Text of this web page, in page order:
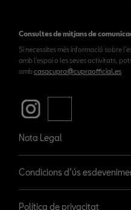
Consultes de mitjans de
Si necessites més informació sobre
amb l'espai o les seves activitats,
amb casacupra@cupraofficial.es
Nota Legal
Condicions d’ús
Política de privacitat